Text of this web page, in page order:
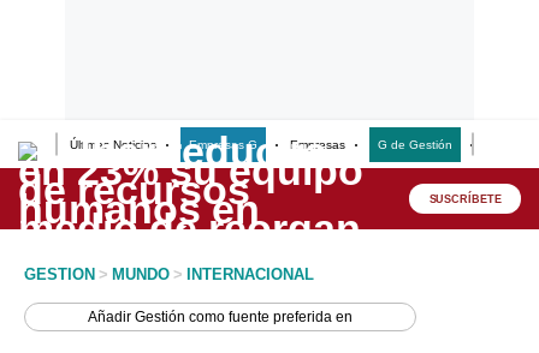
Últimas Noticias Empresas G Empresas G de Gestión
Lo último
Peru Quiosco SUSCRÍBETE
GESTION > MUNDO > INTERNACIONAL
AñadirGestión como fuente preferida en